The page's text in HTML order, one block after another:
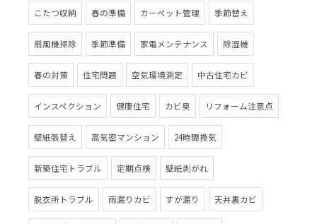
こたつ収納 春の準備 カーペット管理 季節替え
扇風機掃除 季節準備 家電メンテナンス 除湿機
春の対策 住宅問題 空気環境測定 中古住宅カビ
インスペクション 健康住宅 カビ臭 リフォーム注意点
壁紙張替え 高気密マンション 24時間換気
新築住宅トラブル 定期点検 壁紙剥がれ
脱衣所トラブル 雨漏りカビ すが漏り 天井裏カビ